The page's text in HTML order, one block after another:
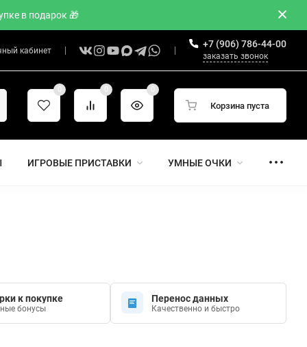
в подарок 🎁
кабинет
+7 (906) 786-44-00
заказать звонок
0 0 0
Корзина пуста
ИГРОВЫЕ ПРИСТАВКИ УМНЫЕ ОЧКИ
к покупке
бонусы
Перенос данных
Качественно и быстро